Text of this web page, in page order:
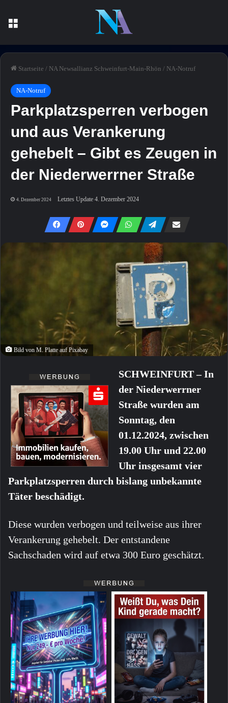
Startseite / NA Newsallianz Schweinfurt-Main-Rhön / NA-Notruf
NA-Notruf
Parkplatzsperren verbogen
und aus Verankerung
gehebelt – Gibt es Zeugen in
der Niederwerrner Straße
4. Dezember 2024 Letztes Update 4. Dezember 2024
Bild von M. Platte auf Pixabay
SCHWEINFURT – In
der Niederwerrner
Straße wurden am
Sonntag, den
01.12.2024, zwischen
19.00 Uhr und 22.00
Uhr insgesamt vier
Parkplatzsperren durch bislang unbekannte
Täter beschädigt.
Diese wurden verbogen und teilweise aus ihrer
Verankerung gehebelt. Der entstandene
Sachschaden wird auf etwa 300 Euro geschätzt.